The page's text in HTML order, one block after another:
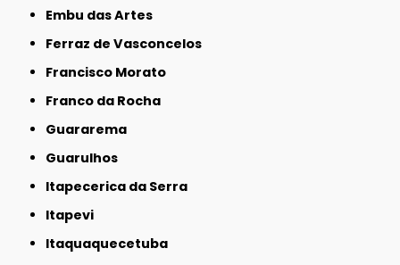
Embu das Artes
Ferraz de Vasconcelos
Francisco Morato
Franco da Rocha
Guararema
Guarulhos
Itapecerica da Serra
Itapevi
Itaquaquecetuba